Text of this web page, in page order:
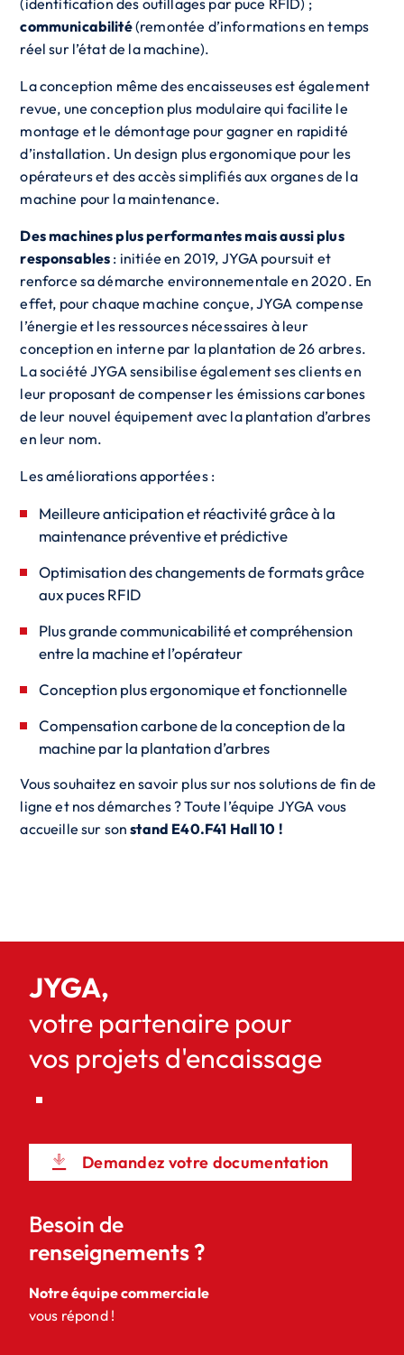
(identification des outillages par puce RFID) ;
communicabilité(remontée d’informations en temps
réel sur l’état de la machine).
La conception même des encaisseuses est également
revue, une conception plus modulaire qui facilite le
montage et le démontage pour gagner en rapidité
d’installation. Un design plus ergonomique pour les
opérateurs et des accès simplifiés aux organes de la
machine pour la maintenance.
Des machines plus performantes mais aussi plus
responsables : initiée en 2019, JYGA poursuit et
renforce sa démarche environnementale en 2020. En
effet, pour chaque machine conçue, JYGA compense
l’énergie et les ressources nécessaires à leur
conception en interne par la plantation de 26 arbres.
La société JYGA sensibilise également ses clients en
leur proposant de compenser les émissions carbones
de leur nouvel équipement avec la plantation d’arbres
en leur nom.
Les améliorations apportées :
Meilleure anticipation et réactivité grâce à la
maintenance préventive et prédictive
Optimisation des changements de formats grâce
aux puces RFID
Plus grande communicabilité et compréhension
entre la machine et l’opérateur
Conception plus ergonomique et fonctionnelle
Compensation carbone de la conception de la
machine par la plantation d’arbres
Vous souhaitez en savoir plus sur nos solutions de fin de
ligne et nos démarches ? Toute l’équipe JYGA vous
accueille sur sonstand E40.F41 Hall 10 !
JYGA,
votre partenaire pour
vos projets d'encaissage
Demandez votre documentation
Besoin de
renseignements ?
Notre équipe commerciale
vous répond !